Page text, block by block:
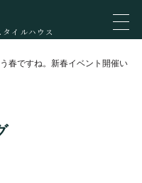
イルハウス
春ですね。新春イベント開催い